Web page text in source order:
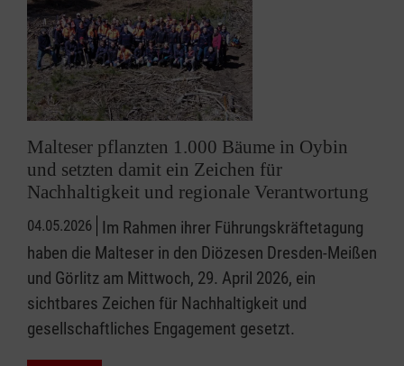
Malteser pflanzten 1.000 Bäume in Oybin
und setzten damit ein Zeichen für
Nachhaltigkeit und regionale Verantwortung
04.05.2026 Im Rahmen ihrer Führungskräftetagung
haben die Malteser in den Diözesen Dresden-Meißen
und Görlitz am Mittwoch, 29. April 2026, ein
sichtbares Zeichen für Nachhaltigkeit und
gesellschaftliches Engagement gesetzt.